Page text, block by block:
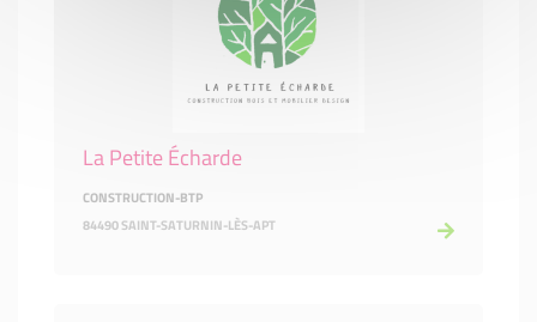
La Petite Écharde
CONSTRUCTION-BTP
84490 SAINT-SATURNIN-LÈS-APT